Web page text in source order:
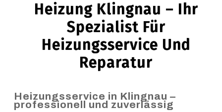
Heizung Klingnau – Ihr
Spezialist Für
Heizungsservice Und
Reparatur
Heizungsservice in Klingnau –
professionell und zuverlässig